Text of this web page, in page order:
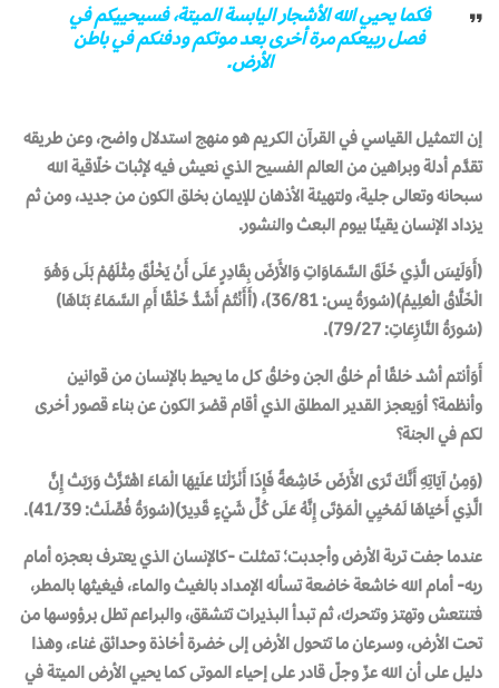
فكما يحيي الله الأشجار اليابسة الميتة، فسيحييكم في
فصل ربيعكم مرة أخرى بعد موتكم ودفنكم في باطن
الأرض.
إن التمثيل القياسي في القرآن الكريم هو منهج استدلال واضح، وعن طريقه
تقدَّم أدلة وبراهين من العالم الفسيح الذي نعيش فيه لإثبات خلّاقية الله
سبحانه وتعالى جلية، ولتهيئة الأذهان للإيمان بخلق الكون من جديد، ومن ثم
يزداد الإنسان يقينًا بيوم البعث والنشور.
(أَوَلَيْسَ الَّذِي خَلَقَ السَّمَاوَاتِ وَالأَرْضَ بِقَادِرٍ عَلَى أَنْ يَخْلُقَ مِثْلَهُمْ بَلَى وَهُوَ
الْخَلَّاقُ الْعَلِيمُ)(سُورَةُ يس: 36/81)، (أَأَنْتُمْ أَشَدُّ خَلْقًا أَمِ السَّمَاءُ بَنَاهَا)
(سُورَةُ النَّازِعَاتِ: 79/27).
أَوَأنتم أشد خلقًا أم خلقُ الجن وخلقُ كل ما يحيط بالإنسان من قوانين
وأنظمة؟ أوَيعجز القدير المطلق الذي أقام قصْرَ الكون عن بناء قصور أخرى
لكم في الجنة؟
(وَمِنْ آيَاتِهِ أَنَّكَ تَرَى الأَرْضَ خَاشِعَةً فَإِذَا أَنْزَلْنَا عَلَيْهَا الْمَاءَ اهْتَزَّتْ وَرَبَتْ إِنَّ
الَّذِي أَحْيَاهَا لَمُحْيِي الْمَوْتَى إِنَّهُ عَلَى كُلِّ شَيْءٍ قَدِيرٌ)(سُورَةُ فُصِّلَتْ: 41/39).
عندما جفت تربة الأرض وأجدبت؛ تمثلت -كالإنسان الذي يعترف بعجزه أمام
ربه- أمام الله خاشعة خاضعة تسأله الإمداد بالغيث والماء، فيغيثها بالمطر،
فتنتعش وتهتز وتتحرك، ثم تبدأ البذيرات تتشقق، والبراعم تطل برؤوسها من
تحت الأرض، وسرعان ما تتحول الأرض إلى خضرة أخاذة وحدائق غناء، وهذا
دليل على أن الله عزّ وجلّ قادر على إحياء الموتى كما يحيي الأرض الميتة في